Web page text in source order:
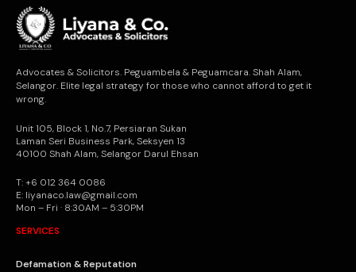
Advocates & Solicitors. Peguambela & Peguamcara. Shah Alam,
Selangor. Elite legal strategy for those who cannot afford to get it
wrong.
Unit 105, Block 1, No.7, Persiaran Sukan
Laman Seri Business Park, Seksyen 13
40100 Shah Alam, Selangor Darul Ehsan
T: +6 012 364 0086
E: liyanaco.law@gmail.com
Mon – Fri · 8:30AM – 5:30PM
SERVICES
Defamation & Reputation